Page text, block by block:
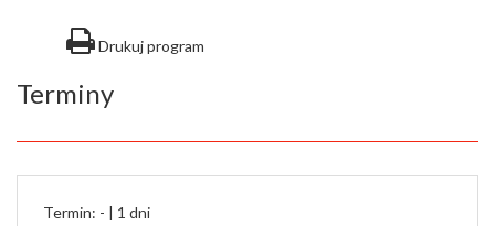
Drukuj program
Terminy
Termin: - | 1 dni